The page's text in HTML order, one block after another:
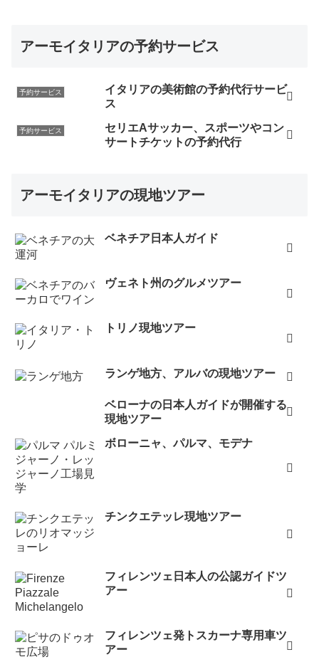
アーモイタリアの予約サービス
予約サービス
イタリアの美術館の予約代行サービ
ス
予約サービス
セリエAサッカー、スポーツやコン
サートチケットの予約代行
アーモイタリアの現地ツアー
ベネチア日本人ガイド
ヴェネト州のグルメツアー
トリノ現地ツアー
ランゲ地方、アルバの現地ツアー
ベローナの日本人ガイドが開催する
現地ツアー
ボローニャ、パルマ、モデナ
チンクエテッレ現地ツアー
フィレンツェ日本人の公認ガイドツ
アー
フィレンツェ発トスカーナ専用車ツ
アー